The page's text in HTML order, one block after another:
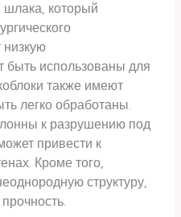
который
быть использованы для
также имеют
легко обработаны.
к разрушению под
привести к
Кроме того,
структуру,